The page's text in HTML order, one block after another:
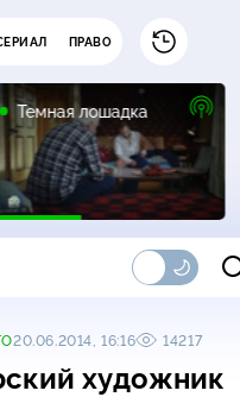
ПРАВО
Темная лошадка
20.06.2014, 16:16 14217
художник